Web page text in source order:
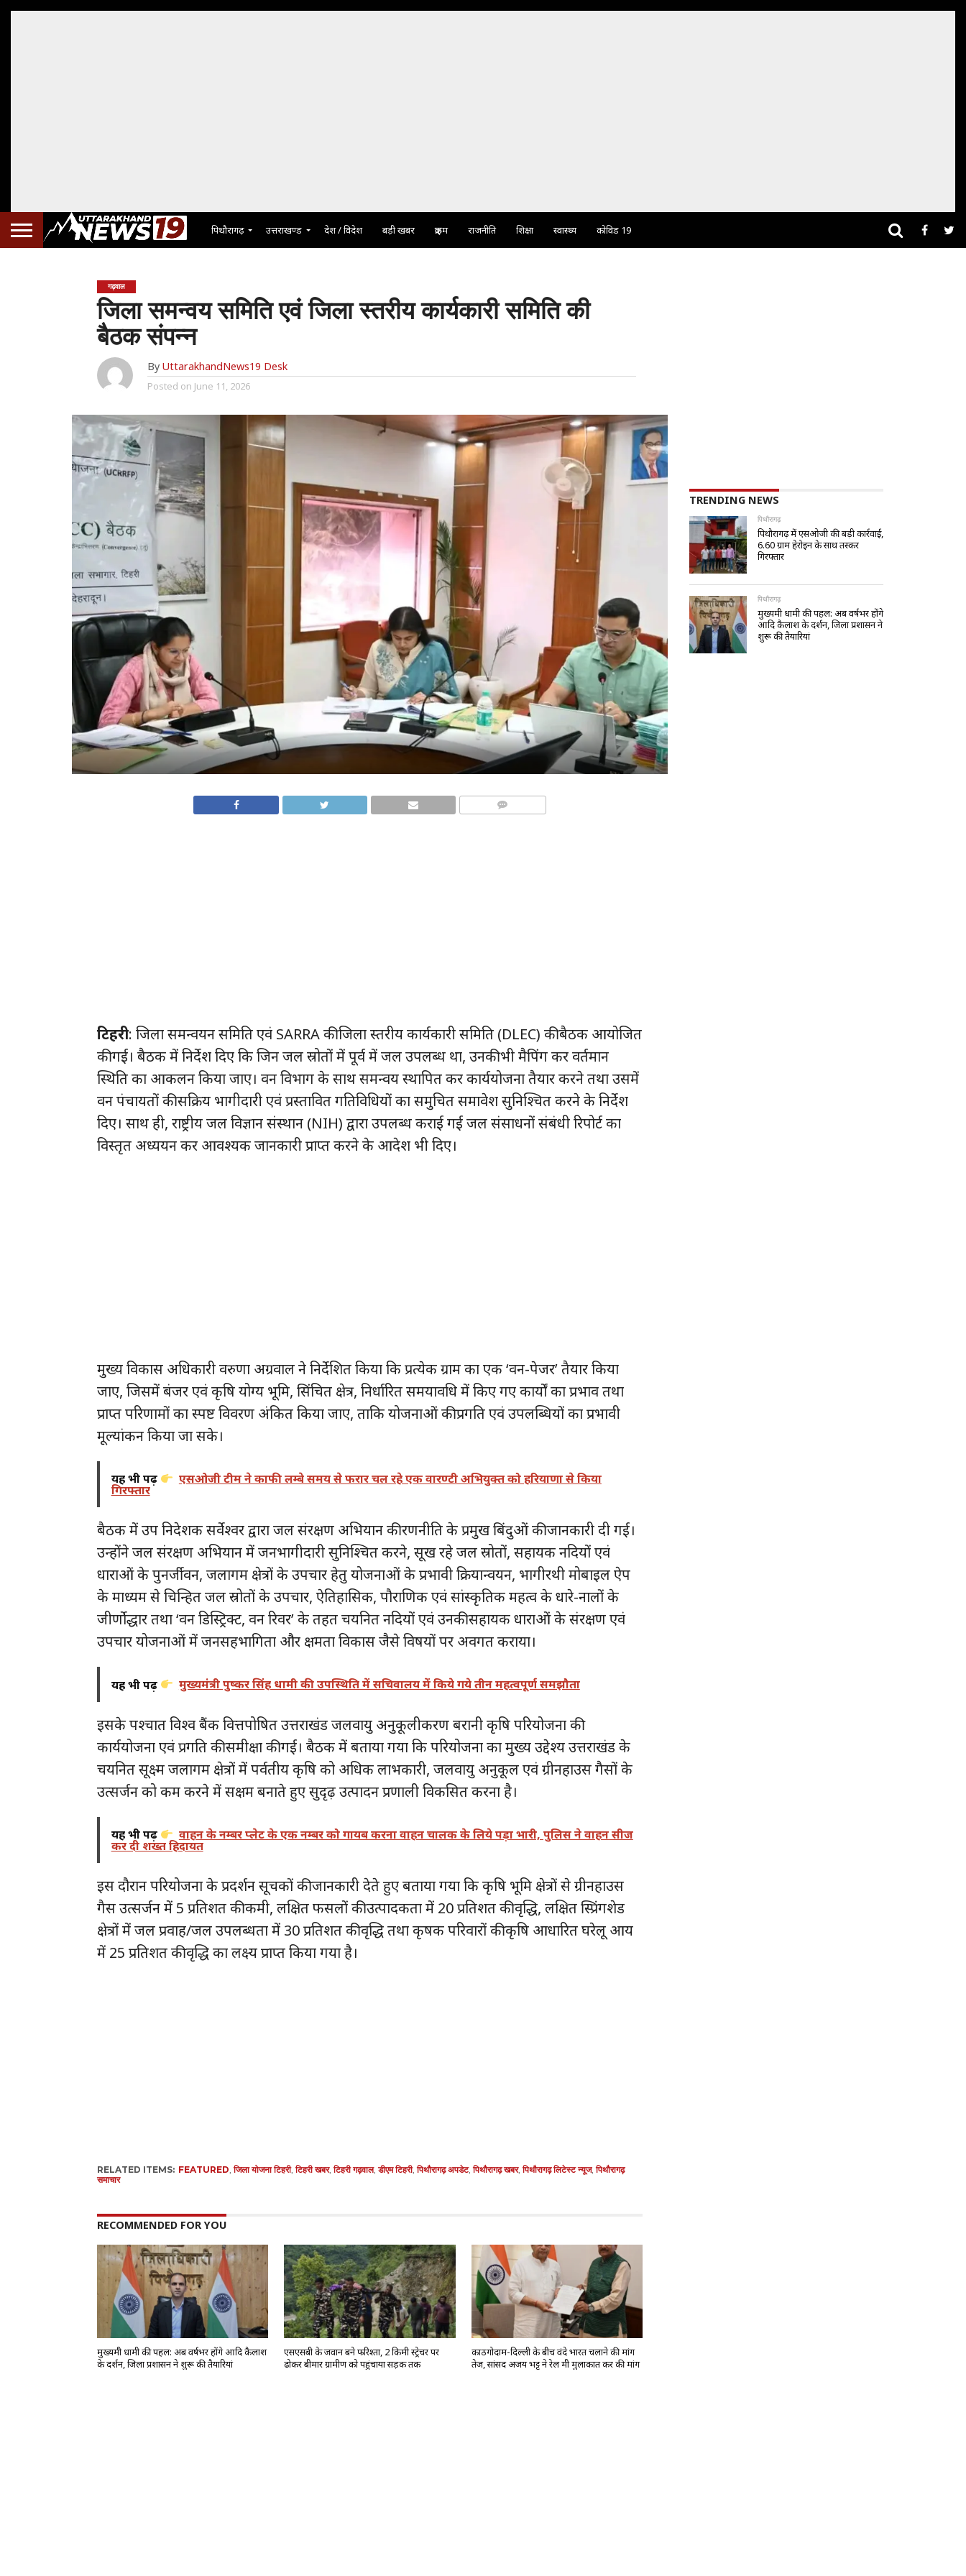
पिथौरागढ़ उत्तराखण्ड देश / विदेश बड़ी खबर क्राइम राजनीति शिक्षा स्वास्थ्य कोविड 19
गढ़वाल
जिला समन्वय समिति एवं जिला स्तरीय कार्यकारी समिति की
बैठक संपन्न
By UttarakhandNews19 Desk
Posted on June 11, 2026
टिहरी: जिला समन्वयन समिति एवं SARRA की जिला स्तरीय कार्यकारी समिति (DLEC) की बैठक आयोजित
की गई। बैठक में निर्देश दिए कि जिन जल स्रोतों में पूर्व में जल उपलब्ध था, उनकी भी मैपिंग कर वर्तमान
स्थिति का आकलन किया जाए। वन विभाग के साथ समन्वय स्थापित कर कार्ययोजना तैयार करने तथा उसमें
वन पंचायतों की सक्रिय भागीदारी एवं प्रस्तावित गतिविधियों का समुचित समावेश सुनिश्चित करने के निर्देश
दिए। साथ ही, राष्ट्रीय जल विज्ञान संस्थान (NIH) द्वारा उपलब्ध कराई गई जल संसाधनों संबंधी रिपोर्ट का
विस्तृत अध्ययन कर आवश्यक जानकारी प्राप्त करने के आदेश भी दिए।
मुख्य विकास अधिकारी वरुणा अग्रवाल ने निर्देशित किया कि प्रत्येक ग्राम का एक ‘वन-पेजर’ तैयार किया
जाए, जिसमें बंजर एवं कृषि योग्य भूमि, सिंचित क्षेत्र, निर्धारित समयावधि में किए गए कार्यों का प्रभाव तथा
प्राप्त परिणामों का स्पष्ट विवरण अंकित किया जाए, ताकि योजनाओं की प्रगति एवं उपलब्धियों का प्रभावी
मूल्यांकन किया जा सके।
यह भी पढ़ें एसओजी टीम ने काफी लम्बे समय से फरार चल रहे एक वारण्टी अभियुक्त को हरियाणा से किया
गिरफ्तार
बैठक में उप निदेशक सर्वेश्वर द्वारा जल संरक्षण अभियान की रणनीति के प्रमुख बिंदुओं की जानकारी दी गई।
उन्होंने जल संरक्षण अभियान में जनभागीदारी सुनिश्चित करने, सूख रहे जल स्रोतों, सहायक नदियों एवं
धाराओं के पुनर्जीवन, जलागम क्षेत्रों के उपचार हेतु योजनाओं के प्रभावी क्रियान्वयन, भागीरथी मोबाइल ऐप
के माध्यम से चिन्हित जल स्रोतों के उपचार, ऐतिहासिक, पौराणिक एवं सांस्कृतिक महत्व के धारे-नालों के
जीर्णोद्धार तथा ‘वन डिस्ट्रिक्ट, वन रिवर’ के तहत चयनित नदियों एवं उनकी सहायक धाराओं के संरक्षण एवं
उपचार योजनाओं में जनसहभागिता और क्षमता विकास जैसे विषयों पर अवगत कराया।
यह भी पढ़ें मुख्यमंत्री पुष्कर सिंह धामी की उपस्थिति में सचिवालय में किये गये तीन महत्वपूर्ण समझौता
इसके पश्चात विश्व बैंक वित्तपोषित उत्तराखंड जलवायु अनुकूलीकरण बरानी कृषि परियोजना की
कार्ययोजना एवं प्रगति की समीक्षा की गई। बैठक में बताया गया कि परियोजना का मुख्य उद्देश्य उत्तराखंड के
चयनित सूक्ष्म जलागम क्षेत्रों में पर्वतीय कृषि को अधिक लाभकारी, जलवायु अनुकूल एवं ग्रीनहाउस गैसों के
उत्सर्जन को कम करने में सक्षम बनाते हुए सुदृढ़ उत्पादन प्रणाली विकसित करना है।
यह भी पढ़ें वाहन के नम्बर प्लेट के एक नम्बर को गायब करना वाहन चालक के लिये पड़ा भारी, पुलिस ने वाहन सीज
कर दी शख्त हिदायत
इस दौरान परियोजना के प्रदर्शन सूचकों की जानकारी देते हुए बताया गया कि कृषि भूमि क्षेत्रों से ग्रीनहाउस
गैस उत्सर्जन में 5 प्रतिशत की कमी, लक्षित फसलों की उत्पादकता में 20 प्रतिशत की वृद्धि, लक्षित स्प्रिंगशेड
क्षेत्रों में जल प्रवाह/जल उपलब्धता में 30 प्रतिशत की वृद्धि तथा कृषक परिवारों की कृषि आधारित घरेलू आय
में 25 प्रतिशत की वृद्धि का लक्ष्य प्राप्त किया गया है।
RELATED ITEMS: FEATURED,जिला योजना टिहरी,टिहरी खबर,टिहरी गढ़वाल,डीएम टिहरी,पिथौरागढ़ अपडेट,पिथौरागढ़ खबर,पिथौरागढ़ लिटेस्ट न्यूज,पिथौरागढ़
समाचार
RECOMMENDED FOR YOU
मुख्यमंत्री धामी की पहल: अब वर्षभर होंगे आदि कैलाश
के दर्शन, जिला प्रशासन ने शुरू की तैयारियां
एसएसबी के जवान बने फरिश्ता, 2 किमी स्ट्रेचर पर
ढोकर बीमार ग्रामीण को पहुंचाया सड़क तक
काठगोदाम-दिल्ली के बीच वंदे भारत चलाने की मांग
तेज, सांसद अजय भट्ट ने रेल मंत्री मुलाकात कर की मांग
TRENDING NEWS
पिथौरागढ़
पिथौरागढ़ में एसओजी की बड़ी कार्रवाई,
6.60 ग्राम हेरोइन के साथ तस्कर
गिरफ्तार
पिथौरागढ़
मुख्यमंत्री धामी की पहल: अब वर्षभर होंगे
आदि कैलाश के दर्शन, जिला प्रशासन ने
शुरू की तैयारियां